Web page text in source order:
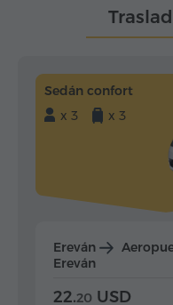
Sedán confort
x 3
x 3
Ereván
Ereván
22.20 USD